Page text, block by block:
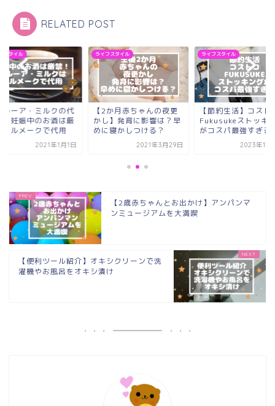
RELATED POST
スタイル
ルーア・ミルクの代
】妊娠中のお酒は厳
ミルメークで代用
2021年1月1日
ライフスタイル
【2か月赤ちゃんの夜更
かし】発育に影響は？早
めに寝かしつける？
2021年3月29日
ライフスタイル
【節約生活】コスト
Fukusukeストッキ
がコスパ最強すぎる
2023年10
【2歳赤ちゃんとお出かけ】アンパンマ
ンミュージアムを大満喫
【便利ツール紹介】オキシクリーンで洗
濯機やお風呂をオキシ漬け